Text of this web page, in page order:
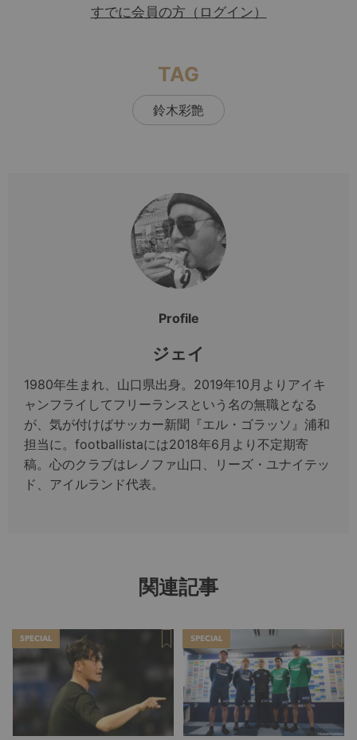
すでに会員の方（ログイン）
TAG
鈴木彩艶
Profile
ジェイ
1980年生まれ、山口県出身。2019年10月よりアイキ
ャンフライしてフリーランスという名の無職となる
が、気が付けばサッカー新聞『エル・ゴラッソ』浦和
担当に。footballistaには2018年6月より不定期寄
稿。心のクラブはレノファ山口、リーズ・ユナイテッ
ド、アイルランド代表。
関連記事
SPECIAL SPECIAL